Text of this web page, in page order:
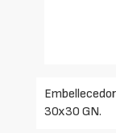
30x30 GN.